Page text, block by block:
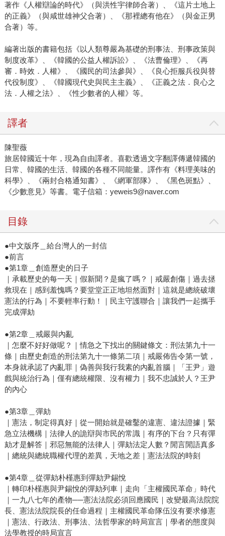
著作《人權辯論的時代》（與洪性宇律師合著）、《這片土地上
的正義》（與咸世雄神父合著）、《那裡總有他在》（與金正男
合著）等。
編著出版的書籍包括《以人類尊嚴為基礎的刑事法、刑事政策與
制度改革》、《韓國的公益人權訴訟》、《法曹倫理》、《再
審．時效．人權》、《國民的司法參與》、《良心拒服兵役與替
代役制度》、《韓國現代史與民主主義》、《正義之法．良心之
法．人權之法》、《性少數者的人權》等。
譯者
陳聖薇
旅居韓國近十年，現為自由譯者。喜歡透過文字翻譯傳遞韓國的
日常、韓國的生活、韓國的各種不同能量。譯作有《料理美味的
科學》、《兩封合格通知書》、《網軍部隊》、《黑色斑點》、
《少數意見》等書。電子信箱：yeweis9@naver.com
目錄
●中文版序＿給台灣人的一封信
●前言
●第1章＿創造歷史的日子
｜承載歷史的每一天｜假新聞？是瘋了嗎？｜戒嚴創傷｜過去拯
救現在｜感到羞愧嗎？要堂堂正正地坦然面對｜這就是總統破壞
憲法的行為｜不要輕率行動！｜民主守護聯合｜讓我們一起攜手
完成彈劾
●第2章＿戒嚴與內亂
｜怎麼不好好做呢？｜情急之下找出的關鍵條文：刑法第九十一
條｜由歷史創造的刑法第九十一條第二項｜戒嚴佈告令第一號，
本身就承認了內亂罪｜偽善與我行我素的內亂首腦｜「王尹」遊
戲與統治行為｜僅有總統權限、沒有權力｜我不忠誠於人？王尹
的內心
●第3章＿彈劾
｜憲法，制定得真好｜從一開始就是確鑿的違憲、違法證據｜緊
急立法機構｜法律人的詭辯與市民的常識｜有序的下台？只有彈
劾才是解答｜邪惡無能的法律人｜彈劾法定人數？閒言閒語真多
｜總統與總統職權代理的差異，天地之差｜憲法法院的時刻
●第4章＿從彈劾朴槿惠到彈劾尹錫悅
｜轉印朴槿惠與尹錫悅的彈劾列車｜走向「主權國民革命」時代
｜一九八七年的產物──憲法法院必須回應國民｜改變最高法院院
長、憲法法院院長的任命過程｜主權國民革命隊伍沒有要求修憲
｜憲法、行政法、刑事法、法哲學家的時局宣言｜學者的態度與
法學教授的時局宣言